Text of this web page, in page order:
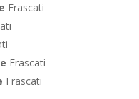
Frascati
Frascati
Frascati